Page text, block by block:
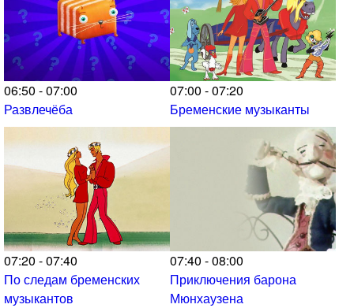
06:50 - 07:00
Развлечёба
07:00 - 07:20
Бременские музыканты
07:20 - 07:40
По следам бременских
музыкантов
07:40 - 08:00
Приключения барона
Мюнхаузена